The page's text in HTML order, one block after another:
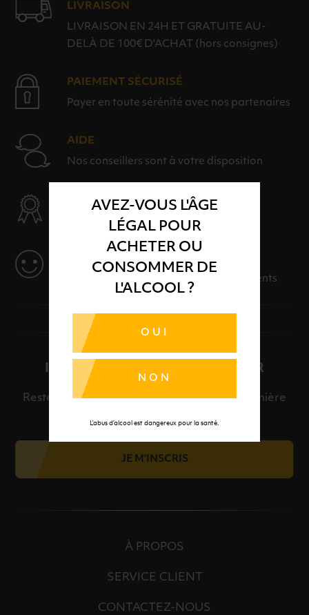
AVEZ-VOUS L'ÂGE
LÉGAL POUR
ACHETER OU
CONSOMMER DE
L'ALCOOL ?
OUI
NON
L’abus d’alcool est dangereux pour la santé.
LIVRAISON
LIVRAISON EN 24H ET GRATUITE AU-
DELÀ DE 100€ D'ACHAT (hors consignes)
PAIEMENT SÉCURISÉ
Payer en toute sérénité avec nos partenaires
AIDE
Nos conseillers sont à votre disposition
SÉLECTION & QUALITÉ
Des produits sélectionnés avec soins
Des solutions adaptées à vos événements
INSCRIPTION À LA NEWSLETTER
Restez informé et découvrez en avant-première
JE M'INSCRIS
À PROPOS
SERVICE CLIENT
CONTACTEZ-NOUS